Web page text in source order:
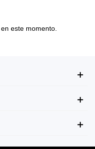
este momento.